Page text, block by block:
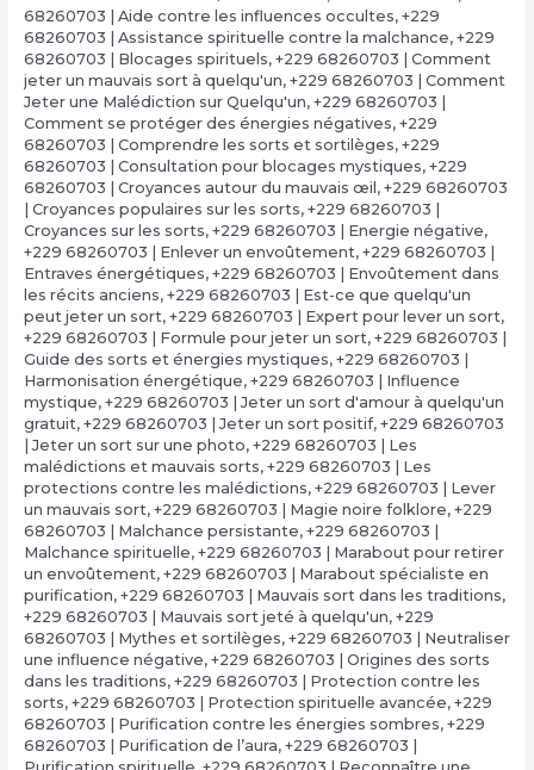
68260703 | Aide contre les influences occultes, +229
68260703 | Assistance spirituelle contre la malchance, +229
68260703 | Blocages spirituels, +229 68260703 | Comment
jeter un mauvais sort à quelqu'un, +229 68260703 | Comment
Jeter une Malédiction sur Quelqu'un, +229 68260703 |
Comment se protéger des énergies négatives, +229
68260703 | Comprendre les sorts et sortilèges, +229
68260703 | Consultation pour blocages mystiques, +229
68260703 | Croyances autour du mauvais œil , +229 68260703
| Croyances populaires sur les sorts, +229 68260703 |
Croyances sur les sorts, +229 68260703 | Energie négative,
+229 68260703 | Enlever un envoûtement, +229 68260703 |
Entraves énergétiques, +229 68260703 | Envoûtement dans
les récits anciens, +229 68260703 | Est-ce que quelqu'un
peut jeter un sort, +229 68260703 | Expert pour lever un sort,
+229 68260703 | Formule pour jeter un sort, +229 68260703 |
Guide des sorts et énergies mystiques, +229 68260703 |
Harmonisation énergétique, +229 68260703 | Influence
mystique, +229 68260703 | Jeter un sort d'amour à quelqu'un
gratuit, +229 68260703 | Jeter un sort positif, +229 68260703
| Jeter un sort sur une photo, +229 68260703 | Les
malédictions et mauvais sorts, +229 68260703 | Les
protections contre les malédictions, +229 68260703 | Lever
un mauvais sort, +229 68260703 | Magie noire folklore, +229
68260703 | Malchance persistante, +229 68260703 |
Malchance spirituelle, +229 68260703 | Marabout pour retirer
un envoûtement, +229 68260703 | Marabout spécialiste en
purification, +229 68260703 | Mauvais sort dans les traditions,
+229 68260703 | Mauvais sort jeté à quelqu'un, +229
68260703 | Mythes et sortilèges, +229 68260703 | Neutraliser
une influence négative, +229 68260703 | Origines des sorts
dans les traditions, +229 68260703 | Protection contre les
sorts, +229 68260703 | Protection spirituelle avancée, +229
68260703 | Purification contre les énergies sombres, +229
68260703 | Purification de l’aura, +229 68260703 |